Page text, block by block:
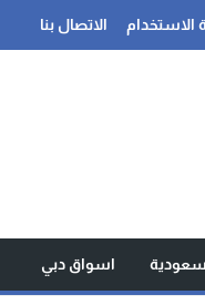
الاستخدام الاتصال بنا
اسواق دبي